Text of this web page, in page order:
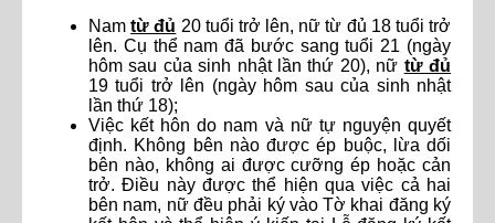
Namtừ đủ 20 tuổi trở lên, nữ từ đủ 18 tuổi trở
lên. Cụ thể nam đã bước sang tuổi 21 (ngày
hôm sau của sinh nhật lần thứ 20), nữ từ đủ
19 tuổi trở lên (ngày hôm sau của sinh nhật
lần thứ 18);
Việc kết hôn do nam và nữ tự nguyện quyết
định. Không bên nào được ép buộc, lừa dối
bên nào, không ai được cưỡng ép hoặc cản
trở. Điều này được thể hiện qua việc cả hai
bên nam, nữ đều phải ký vào Tờ khai đăng ký